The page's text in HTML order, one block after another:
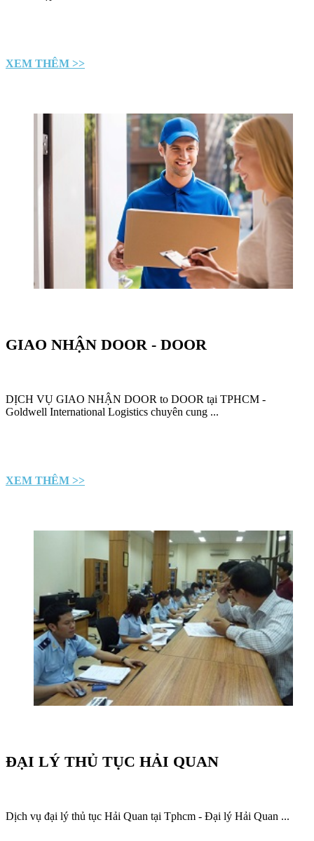
XEM THÊM >>
GIAO NHẬN DOOR - DOOR
DỊCH VỤ GIAO NHẬN DOOR to DOOR tại TPHCM -
Goldwell International Logistics chuyên cung ...
XEM THÊM >>
ĐẠI LÝ THỦ TỤC HẢI QUAN
Dịch vụ đại lý thủ tục Hải Quan tại Tphcm - Đại lý Hải Quan ...